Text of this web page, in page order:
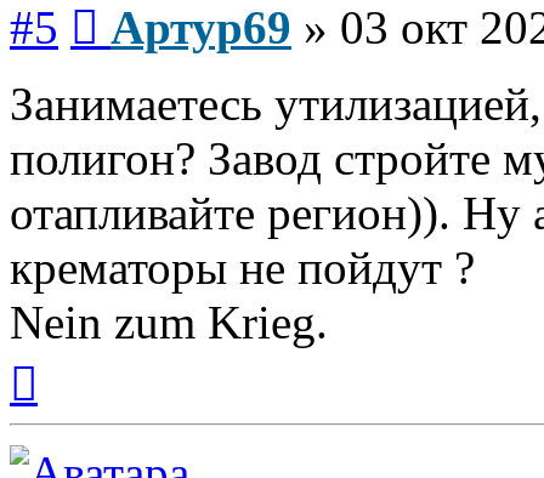
#5 Артур69 » 03 окт
Занимаетесь
полигон? Завод стройте
отапливайте регион)). Ну
крематоры не пойдут ?
Nein zum Krieg.
началу